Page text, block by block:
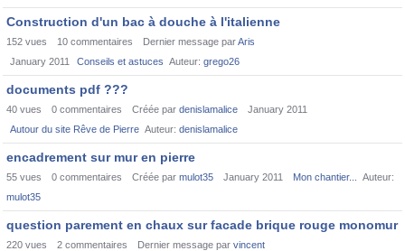
Construction d'un bac à douche à l'italienne
152 vues 10 commentaires Dernier message parAris
January 2011
Conseils et astuces Auteur: grego26
documents pdf ???
40 vues 0 commentaires Créée par denislamalice
January 2011
Autour du site Rêve de Pierre Auteur: denislamalice
encadrement sur mur en pierre
55 vues 0 commentaires Créée par mulot35 January 2011 Mon chantier...
Auteur:
mulot35
question parement en chaux sur facade brique rouge monomur
220 vues 2 commentaires Dernier message par vincent